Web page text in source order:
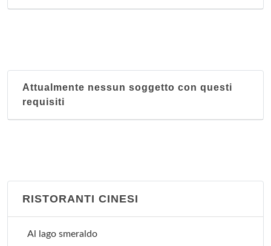
Attualmente nessun soggetto con questi
requisiti
RISTORANTI CINESI
Al lago smeraldo